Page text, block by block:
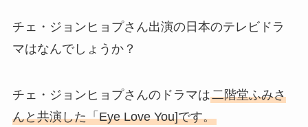
チェ・ジョンヒョプさん出演の日本のテレビドラ
マはなんでしょうか？
チェ・ジョンヒョプさんのドラマは二階堂ふみさ
んと共演した「Eye Love You]です。